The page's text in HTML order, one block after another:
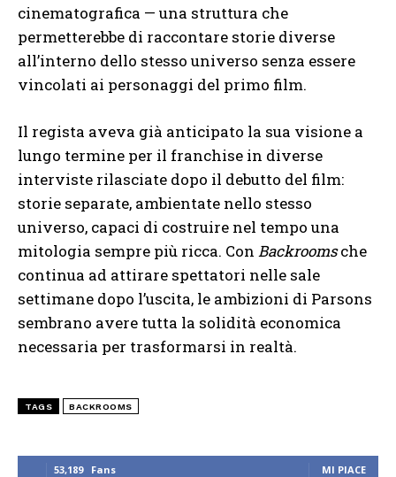
53,189 Fans MI PIACE
cinematografica — una struttura che
permetterebbe di raccontare storie diverse
all’interno dello stesso universo senza essere
vincolati ai personaggi del primo film.
Il regista aveva già anticipato la sua visione a
lungo termine per il franchise in diverse
interviste rilasciate dopo il debutto del film:
storie separate, ambientate nello stesso
universo, capaci di costruire nel tempo una
mitologia sempre più ricca. Con Backroomsche
continua ad attirare spettatori nelle sale
settimane dopo l’uscita, le ambizioni di Parsons
sembrano avere tutta la solidità economica
necessaria per trasformarsi in realtà.
TAGS BACKROOMS